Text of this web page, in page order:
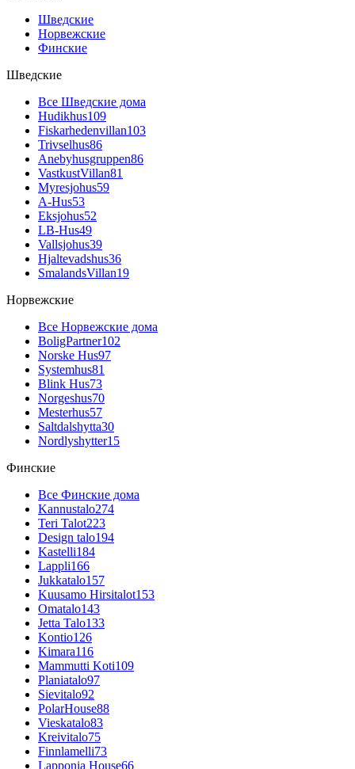
Шведские
Норвежские
Финские
Шведские
Все Шведские дома
Hudikhus109
Fiskarhedenvillan103
Trivselhus86
Anebyhusgruppen86
VastkustVillan81
Myresjohus59
A-Hus53
Eksjohus52
LB-Hus49
Vallsjohus39
Hjaltevadshus36
SmalandsVillan19
Норвежские
Все Норвежские дома
BoligPartner102
Norske Hus97
Systemhus81
Blink Hus73
Norgeshus70
Mesterhus57
Saltdalshytta30
Nordlyshytter15
Финские
Все Финские дома
Kannustalo274
Teri Talot223
Design talo194
Kastelli184
Lappli166
Jukkatalo157
Kuusamo Hirsitalot153
Omatalo143
Jetta Talo133
Kontio126
Kimara116
Mammutti Koti109
Planiatalo97
Sievitalo92
PolarHouse88
Vieskatalo83
Kreivitalo75
Finnlamelli73
Lapponia House66